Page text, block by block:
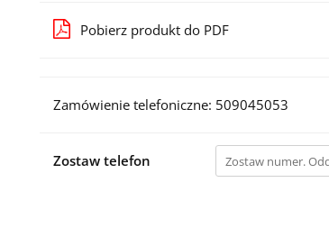
Pobierz produkt do PDF
Zamówienie telefoniczne: 509045053
Zostaw telefon